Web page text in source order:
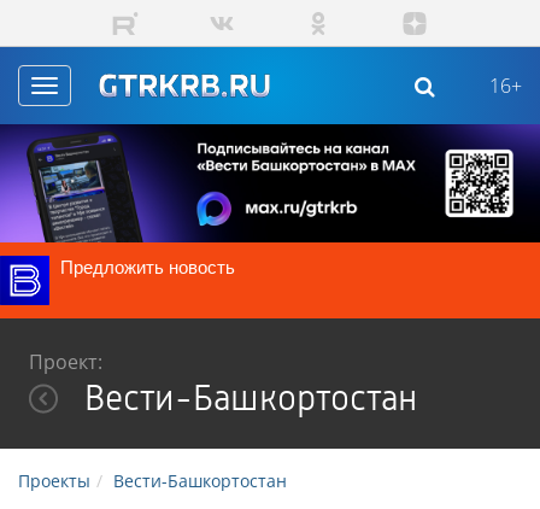
Перейти к основному содержанию
Toggle
navigation
16+
Предложить новость
Проект:
Вести-Башкортостан
Проекты Вести-Башкортостан